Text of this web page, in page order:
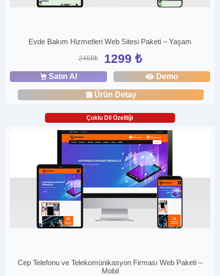
Evde Bakım Hizmetleri Web Sitesi Paketi – Yaşam
2468₺ 1299 ₺
Satın Al Demo
Ürün Detay
Çoklu Dil Özelliği
Cep Telefonu ve Telekomünikasyon Firması Web Paketi –
Mobil